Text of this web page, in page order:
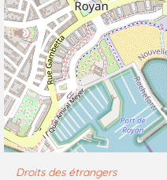
Droits des étrangers